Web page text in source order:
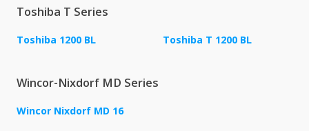
Toshiba T Series
Toshiba 1200 BL Toshiba T 1200 BL
Wincor-Nixdorf MD Series
Wincor Nixdorf MD 16